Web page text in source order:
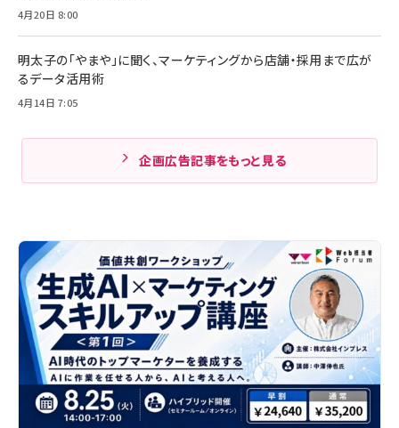
4月20日 8:00
明太子の「やまや」に聞く、マーケティングから店舗・採用まで広が
るデータ活用術
4月14日 7:05
企画広告記事をもっと見る